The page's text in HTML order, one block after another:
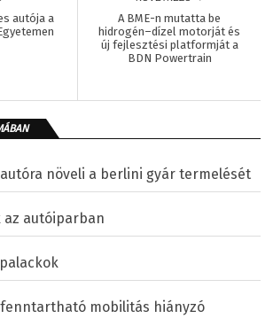
autója a
A BME-n mutatta be
hidrogén–dízel motorját és
új fejlesztési platformját a
BDN Powertrain
autóra növeli a berlini gyár termelését
az autóiparban
mobilitás hiányzó